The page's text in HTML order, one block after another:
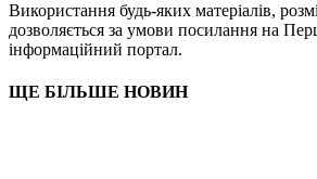
Використання будь-яких матеріалів,
дозволяється за умови посилання на
інформаційний портал.
ЩЕ БІЛЬШЕ НОВИН